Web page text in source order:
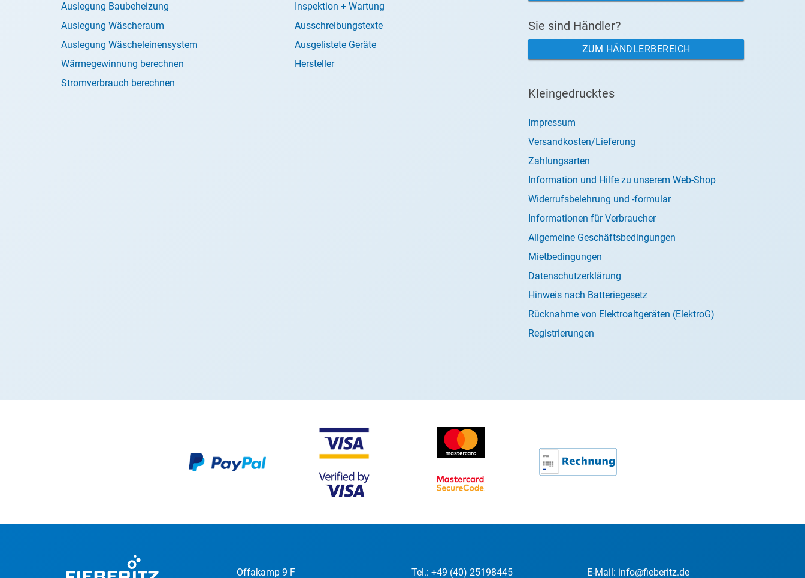
Auslegung Baubeheizung
Auslegung Wäscheraum
Auslegung Wäscheleinensystem
Wärmegewinnung berechnen
Stromverbrauch berechnen
Inspektion + Wartung
Ausschreibungstexte
Ausgelistete Geräte
Hersteller
Sie sind Händler?
ZUM HÄNDLERBEREICH
Kleingedrucktes
Impressum
Versandkosten/Lieferung
Zahlungsarten
Information und Hilfe zu unserem Web-Shop
Widerrufsbelehrung und -formular
Informationen für Verbraucher
Allgemeine Geschäftsbedingungen
Mietbedingungen
Datenschutzerklärung
Hinweis nach Batteriegesetz
Rücknahme von Elektroaltgeräten (ElektroG)
Registrierungen
Offakamp 9 F Tel.: +49 (40) 25198445 E-Mail: info@fieberitz.de